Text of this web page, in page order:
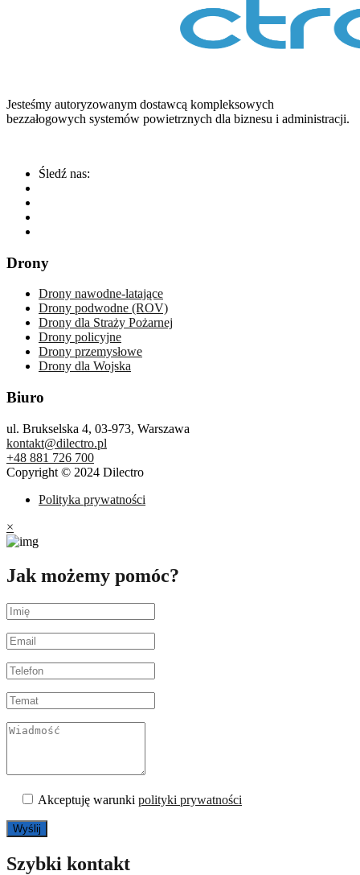
Jesteśmy autoryzowanym dostawcą kompleksowych
bezzałogowych systemów powietrznych dla biznesu i administracji.
Śledź nas:
Drony
Drony nawodne-latające
Drony podwodne (ROV)
Drony dla Straży Pożarnej
Drony policyjne
Drony przemysłowe
Drony dla Wojska
Biuro
ul. Brukselska 4, 03-973, Warszawa
kontakt@dilectro.pl
+48 881 726 700
Copyright © 2024 Dilectro
Polityka prywatności
×
Jak możemy pomóc?
Akceptuję warunki polityki prywatności
Szybki kontakt